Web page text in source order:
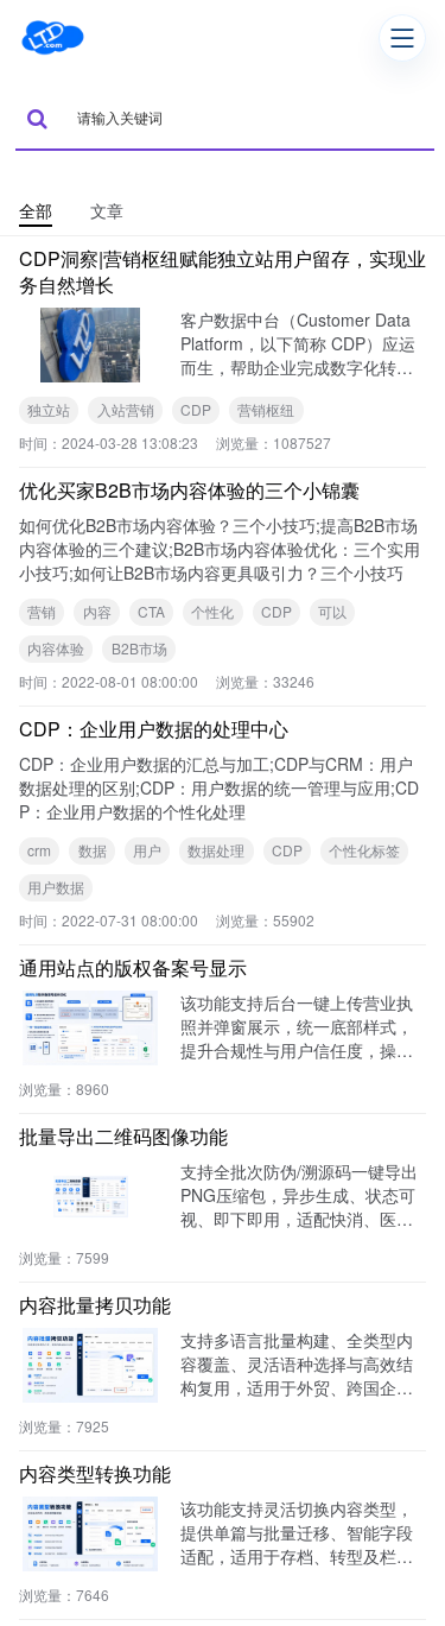
全部 文章
CDP洞察|营销枢纽赋能独立站用户留存，实现业
务自然增长
客户数据中台（Customer Data
Platform，以下简称 CDP）应运
而生，帮助企业完成数字化转
独立站 入站营销 CDP
营销枢纽
时间： 2024-03-28 13:08:23 浏览量： 1087527
优化买家B2B市场内容体验的三个小锦囊
如何优化B2B市场内容体验？三个小技巧;提高B2B市场
内容体验的三个建议;B2B市场内容体验优化：三个实用
小技巧;如何让B2B市场内容更具吸引力？三个小技巧
营销 内容 CTA 个性化 CDP
可以
内容体验
B2B市场
时间： 2022-08-01 08:00:00 浏览量： 33246
CDP：企业用户数据的处理中心
CDP：企业用户数据的汇总与加工;CDP与CRM：用户
数据处理的区别;CDP：用户数据的统一管理与应用;CD
P：企业用户数据的个性化处理
crm 数据 用户 数据处理 CDP
个性化标签
用户数据
时间： 2022-07-31 08:00:00 浏览量： 55902
通用站点的版权备案号显示
该功能支持后台一键上传营业执
照并弹窗展示，统一底部样式，
提升合规性与用户信任度，操作
浏览量： 8960
批量导出二维码图像功能
支持全批次防伪/溯源码一键导出
PNG压缩包，异步生成、状态可
视、即下即用，适配快消、医
浏览量： 7599
内容批量拷贝功能
支持多语言批量构建、全类型内
容覆盖、灵活语种选择与高效结
构复用，适用于外贸、跨国企
浏览量： 7925
内容类型转换功能
该功能支持灵活切换内容类型，
提供单篇与批量迁移、智能字段
适配，适用于存档、转型及栏目
浏览量： 7646